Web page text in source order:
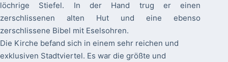
löchrige Stiefel. In der Hand trug er einen
zerschlissenen alten Hut und eine ebenso
zerschlissene Bibel mit Eselsohren.
Die Kirche befand sich in einem sehr reichen und
exklusiven Stadtviertel. Es war die größte und